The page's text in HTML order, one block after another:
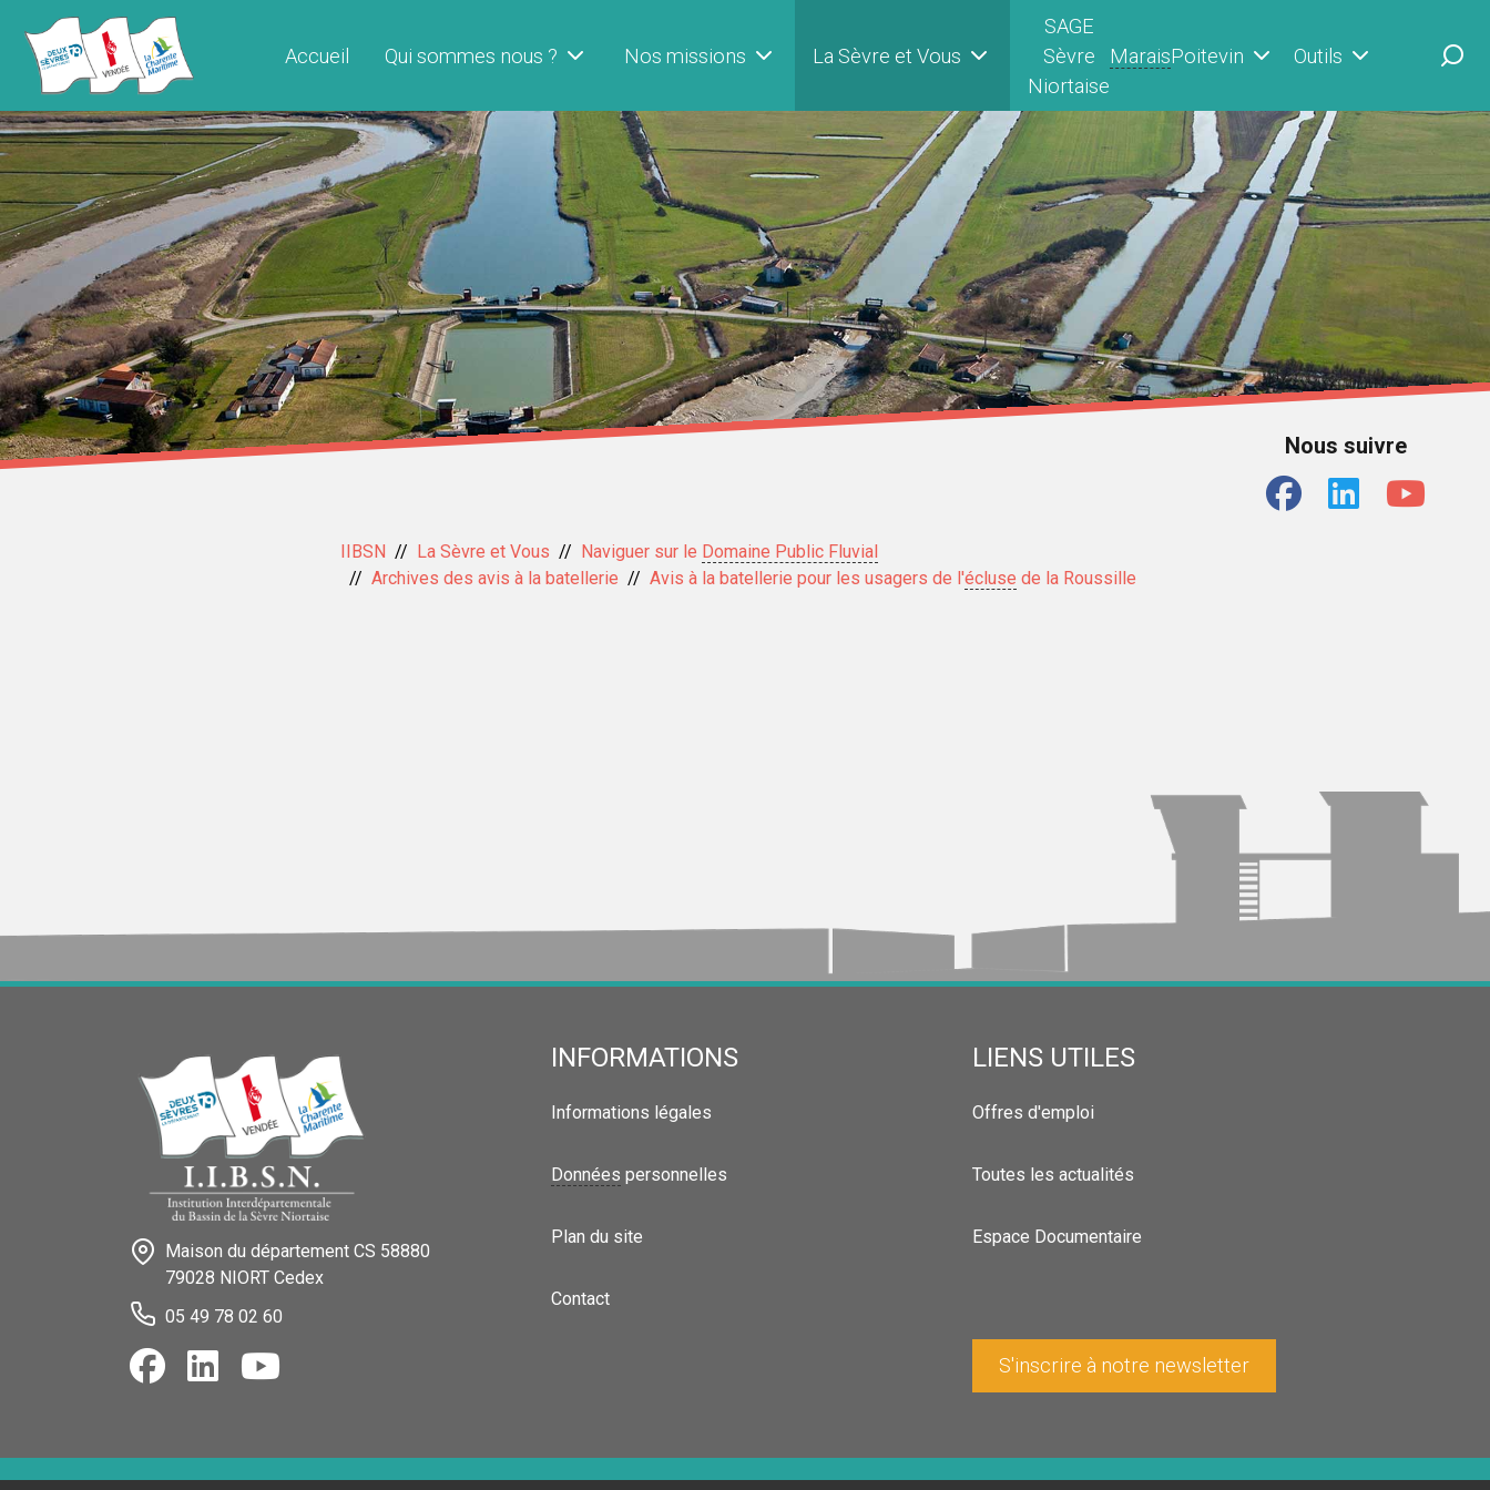
Accueil Qui sommes nous ? Nos missions La Sèvre et Vous
SAGE
Sèvre
Niortaise
MaraisPoitevin Outils
Nous suivre
IIBSN La Sèvre et Vous Naviguer sur le Domaine Public Fluvial
Archives des avis à la batellerie
Avis à la batellerie pour les usagers de l'écluse de la Roussille
Maison du département CS 58880
79028 NIORT Cedex
05 49 78 02 60
INFORMATIONS
Informations légales
Données personnelles
Plan du site
Contact
LIENS UTILES
Offres d'emploi
Toutes les actualités
Espace Documentaire
S'inscrire à notre newsletter